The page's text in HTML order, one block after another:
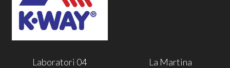
Laboratori 04 La Martina